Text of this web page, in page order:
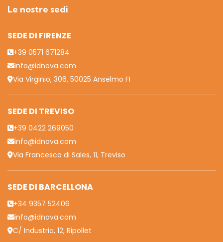
Le nostre sedi
SEDE DI FIRENZE
+39 0571 671284
info@idnova.com
Via Virginio, 306, 50025 Anselmo FI
SEDE DI TREVISO
+39 0422 269050
info@idnova.com
Via Francesco di Sales, 11, Treviso
SEDE DI BARCELLONA
+34 9357 52406
info@idnova.com
C/ Industria, 12, Ripollet